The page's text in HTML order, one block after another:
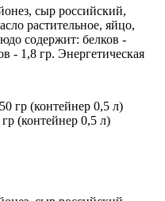
сыр российский,
растительное, яйцо,
содержит: белков -
- 1,8 гр. Энергетическая
(контейнер 0,5 л)